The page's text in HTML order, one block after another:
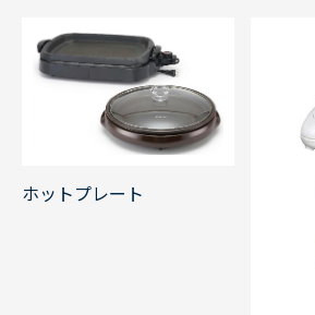
ホットプレート